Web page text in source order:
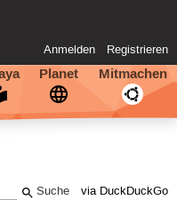
Anmelden Registrieren
Planet Mitmachen
via DuckDuckGo